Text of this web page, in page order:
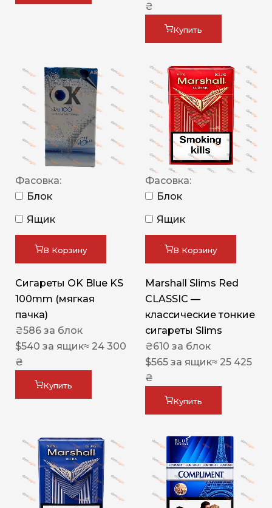
₴
Купить
Фасовка:
Блок
Ящик
В Корзину
Сигареты OK Blue KS
100mm (мягкая
пачка)
₴586 за блок
$540 за ящик≈ 24 300
₴
Купить
Фасовка:
Блок
Ящик
В Корзину
Marshall Slims Red
CLASSIC —
классические тонкие
сигареты Slims
₴610 за блок
$565 за ящик≈ 25 425
₴
Купить